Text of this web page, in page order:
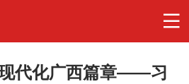
代化广西篇章——习